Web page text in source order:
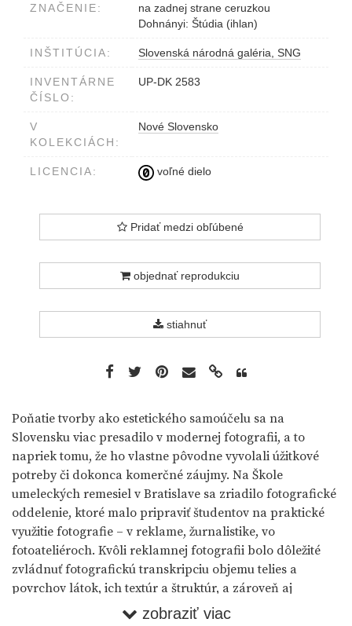
ZNAČENIE:
na zadnej strane ceruzkou
Dohnányi: Štúdia (ihlan)
INŠTITÚCIA: Slovenská národná galéria, SNG
INVENTÁRNE
ČÍSLO:
UP-DK 2583
V
KOLEKCIÁCH:
Nové Slovensko
LICENCIA: voľné dielo
Pridať medzi obľúbené
objednať reprodukciu
stiahnuť
Poňatie tvorby ako estetického samoúčelu sa na
Slovensku viac presadilo v modernej fotografii, a to
napriek tomu, že ho vlastne pôvodne vyvolali úžitkové
potreby či dokonca komerčné záujmy. Na Škole
umeleckých remesiel v Bratislave sa zriadilo fotografické
oddelenie, ktoré malo pripraviť študentov na praktické
využitie fotografie – v reklame, žurnalistike, vo
fotoateliéroch. Kvôli reklamnej fotografii bolo dôležité
zvládnuť fotografickú transkripciu objemu telies a
povrchov látok, ich textúr a štruktúr, a zároveň aj
priestorových vzťahov jednotlivých objektov navzájom.
zobraziť viac